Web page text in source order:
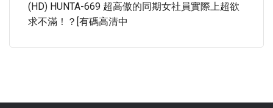
(HD) HUNTA-669 超高傲的同期女社員實際上超欲
求不滿！？[有碼高清中